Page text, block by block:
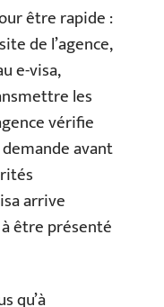
être rapide :
de l’agence,
e-visa,
les
vérifie
avant
arrive
être présenté
qu’à